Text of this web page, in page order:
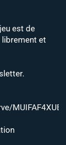
est de
librement et